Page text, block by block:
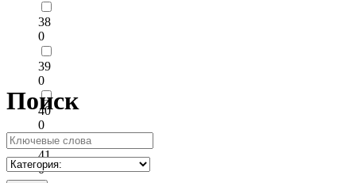
38
0
39
0
40
0
41
0
Поиск